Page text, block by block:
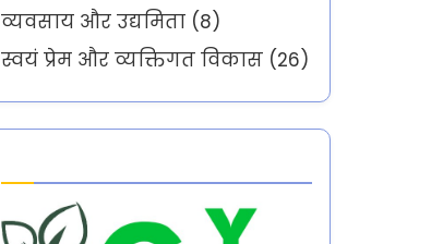
व्यवसाय और उद्यमिता (8)
स्वयं प्रेम और व्यक्तिगत विकास (26)